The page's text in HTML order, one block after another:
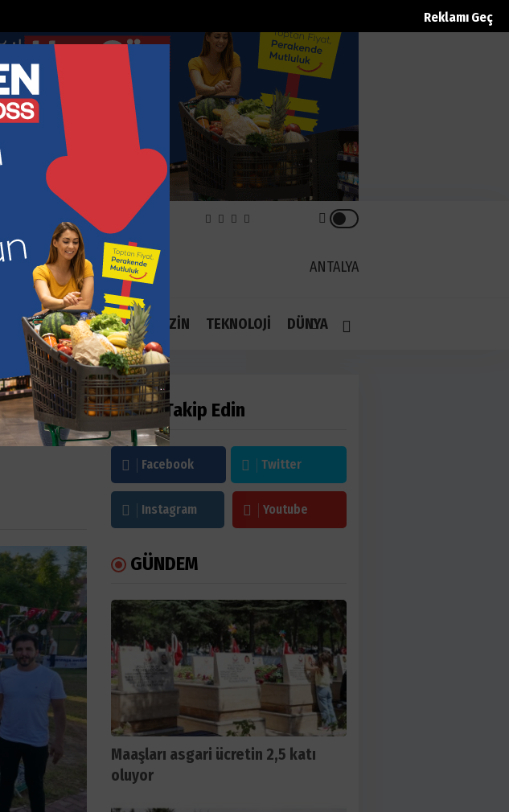
Reklamı Geç
GR ALTIN
6966.2
ÇEYREK
4491.1
ANTALYA
SPOR SİYASET MAGAZİN TEKNOLOJİ DÜNYA
Bizi Takip Edin
Facebook Twitter
Instagram Youtube
GÜNDEM
Maaşları asgari ücretin 2,5 katı
oluyor